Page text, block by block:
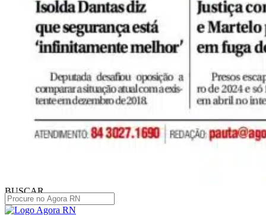
BUSCAR